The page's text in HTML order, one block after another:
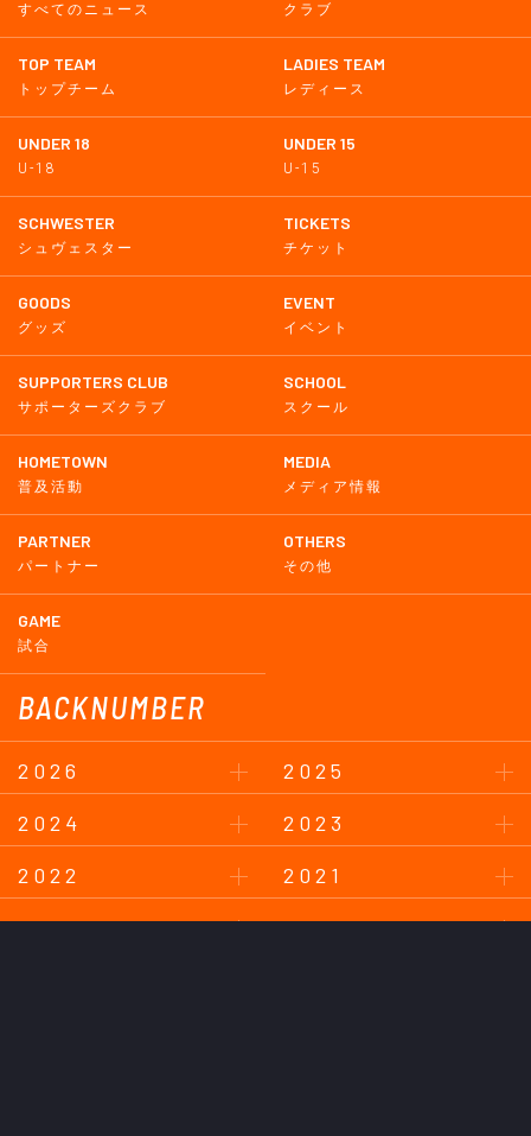
すべてのニュース クラブ
TOP TEAM
トップチーム
LADIES TEAM
レディース
UNDER 18
U-18
UNDER 15
U-15
SCHWESTER
シュヴェスター
TICKETS
チケット
GOODS
グッズ
EVENT
イベント
SUPPORTERS CLUB
サポーターズクラブ
SCHOOL
スクール
HOMETOWN
普及活動
MEDIA
メディア情報
PARTNER
パートナー
OTHERS
その他
GAME
試合
BACKNUMBER
2026
2025
2024
2023
2022
2021
2020
2019